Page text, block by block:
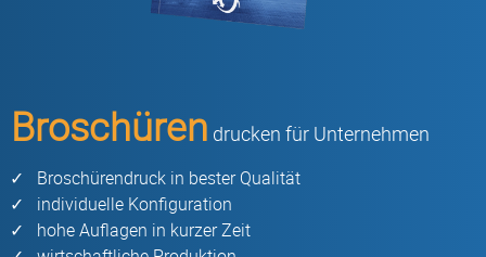
Broschüren drucken für Unternehmen
Broschürendruck in bester Qualität
individuelle Konfiguration
hohe Auflagen in kurzer Zeit